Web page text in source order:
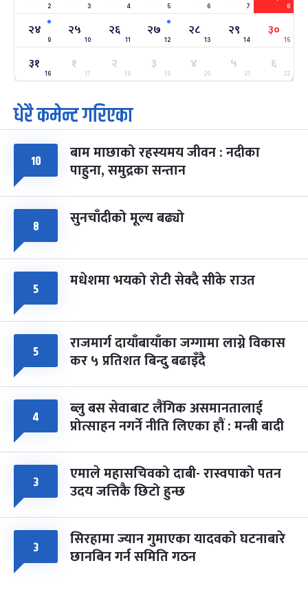
सोम
अन्तराष्ट्रिय नारी दिवस
फाल्गुन २४, २०८३- Mar 8, 2027
७ महिना बाँकी
२५
मंगल
ग्याल्पो ल्होसार
फाल्गुन २५, २०८३ Mar 9, 2027
७ महिना बाँकी
७
आइत
पूर्णिमा व्रत
चैत्र ७, २०८३-Mar 21, 2027
८ फागुपूर्णिमा
चैत्र ८, २०८३-Mar 22, 2027
७ महिना बाँकी
2 3 4 5 6 7 8
२४
9
२५
10
२६
11
२७
12
२८
13
२९
14
३०
15
३१
16
१
17
२
18
३
19
४
20
५
21
६
22
धेरै कमेन्ट गरिएका
१० बाम माछाको रहस्यमय जीवन : नदीका
पाहुना, समुद्रका सन्तान
८ सुनचाँदीको मूल्य बढ्यो
५ मधेशमा भयको रोटी सेक्दै सीके राउत
५ राजमार्ग दायाँबायाँका जग्गामा लाग्ने विकास
कर ५ प्रतिशत बिन्दु बढाइँदै
४ ब्लु बस सेवाबाट लैंगिक असमानतालाई
प्रोत्साहन नगर्ने नीति लिएका हौं : मन्त्री बादी
३ एमाले महासचिवको दाबी- रास्वपाको पतन
उदय जत्तिकै छिटो हुन्छ
३ सिरहामा ज्यान गुमाएका यादवको घटनाबारे
छानबिन गर्न समिति गठन